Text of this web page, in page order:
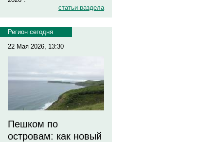
статьи раздела
Регион сегодня
22 Мая 2026, 13:30
Пешком по
островам: как новый